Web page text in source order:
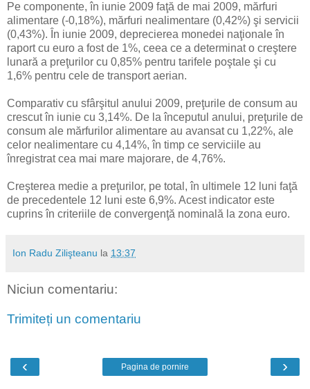
Pe componente, în iunie 2009 faţă de mai 2009, mărfuri
alimentare (-0,18%), mărfuri nealimentare (0,42%) şi servicii
(0,43%). În iunie 2009, deprecierea monedei naţionale în
raport cu euro a fost de 1%, ceea ce a determinat o creştere
lunară a preţurilor cu 0,85% pentru tarifele poştale şi cu
1,6% pentru cele de transport aerian.
Comparativ cu sfârşitul anului 2009, preţurile de consum au
crescut în iunie cu 3,14%. De la începutul anului, preţurile de
consum ale mărfurilor alimentare au avansat cu 1,22%, ale
celor nealimentare cu 4,14%, în timp ce serviciile au
înregistrat cea mai mare majorare, de 4,76%.
Creşterea medie a preţurilor, pe total, în ultimele 12 luni faţă
de precedentele 12 luni este 6,9%. Acest indicator este
cuprins în criteriile de convergenţă nominală la zona euro.
Ion Radu Zilişteanu la 13:37
Niciun comentariu:
Trimiteți un comentariu
‹ ›
Pagina de pornire